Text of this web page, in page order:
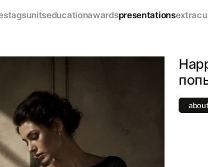
tagsunitseducationawardspresentations